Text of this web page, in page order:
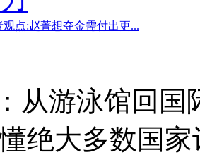
点:赵菁想夺金需付出更...
从游泳馆回国
绝大多数国